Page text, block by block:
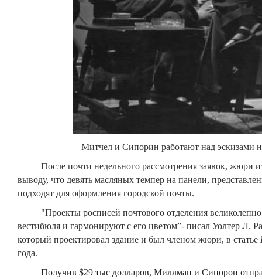
Митчел и Сипорин работают над эскизами
После почти недельного рассмотрения заявок, жюри
выводу, что девять масляных темпер на панели,
подходят для оформления городской почты.
"Проекты росписей почтового отделения великолепно
вестибюля и гармонируют с его цветом”- писал Уолтер Л.
который проектировал здание и был членом жюри, в статье
года.
Получив $29 тыс долларов, Миллман и Сипорон